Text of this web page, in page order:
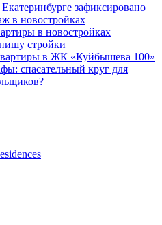
зафиксировано
в новостройках
в новостройках
стройки
в ЖК «Куйбышева 100»
спасательный круг для